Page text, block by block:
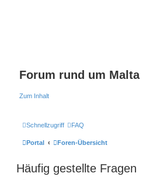
Forum rund um Malta
Zum Inhalt
Schnellzugriff FAQ
Portal Foren-Übersicht
Häufig gestellte Fragen